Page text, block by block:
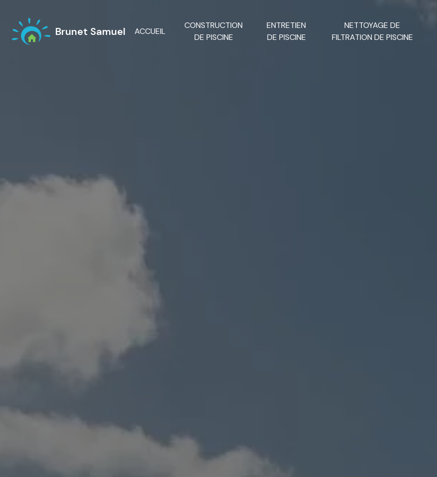
Brunet Samuel ACCUEIL
CONSTRUCTION
DE PISCINE
ENTRETIEN
DE PISCINE
NETTOYAGE DE
FILTRATION DE PISCINE